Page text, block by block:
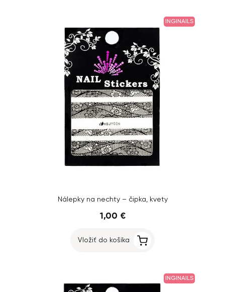
INGINAILS
Nálepky na nechty – čipka, kvety
1,00 €
Vložiť do košíka
INGINAILS